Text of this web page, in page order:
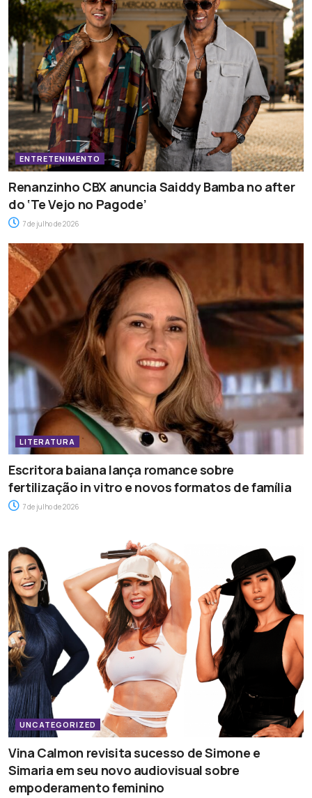
ENTRETENIMENTO
Renanzinho CBX anuncia Saiddy Bamba no after
do ‘Te Vejo no Pagode’
7 de julho de 2026
LITERATURA
Escritora baiana lança romance sobre
fertilização in vitro e novos formatos de família
7 de julho de 2026
UNCATEGORIZED
Vina Calmon revisita sucesso de Simone e
Simaria em seu novo audiovisual sobre
empoderamento feminino